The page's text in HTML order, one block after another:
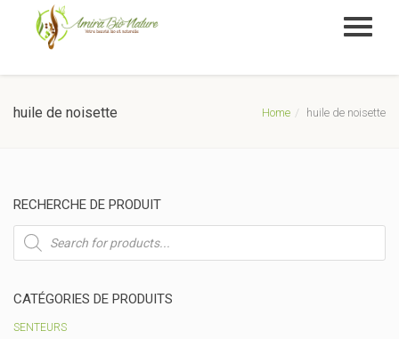
huile de noisette Home huile de noisette
RECHERCHE DE PRODUIT
Recherche
de
produits
CATÉGORIES DE PRODUITS
SENTEURS